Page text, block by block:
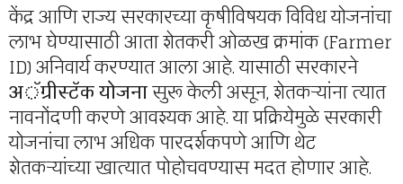
केंद्र आणि राज्य सरकारच्या कृषीविषयक विविध योजनांचा
लाभ घेण्यासाठी आता शेतकरी ओळख क्रमांक (Farmer
ID) अनिवार्य करण्यात आला आहे. यासाठी सरकारने
अॅग्रीस्टॅक योजनासुरू केली असून, शेतकऱ्यांना त्यात
नावनोंदणी करणे आवश्यक आहे. या प्रक्रियेमुळे सरकारी
योजनांचा लाभ अधिक पारदर्शकपणे आणि थेट
शेतकऱ्यांच्या खात्यात पोहोचवण्यास मदत होणार आहे.